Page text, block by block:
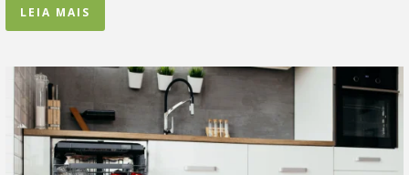
LEIA MAIS